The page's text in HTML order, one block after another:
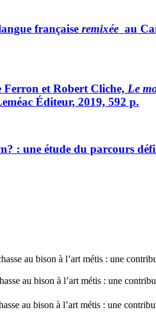
française remixée au
Ferron et Robert Cliche, Le
Éditeur, 2019, 592 p.
: une étude du parcours
au bison à l’art métis : une
au bison à l’art métis : une
au bison à l’art métis : une